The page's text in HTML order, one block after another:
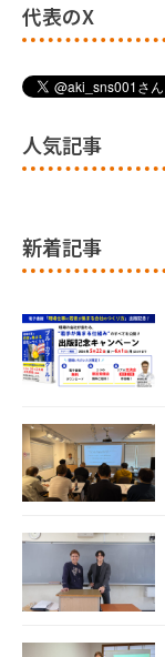
代表のX
人気記事
新着記事